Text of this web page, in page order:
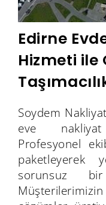
Edirne
Hizmeti ile
Soydem
eve
Profesyonel
paketleyerek
sorunsuz bir